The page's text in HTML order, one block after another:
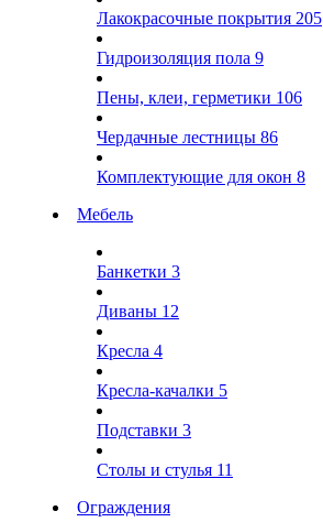
Лакокрасочные покрытия 205
Гидроизоляция пола 9
Пены, клеи, герметики 106
Чердачные лестницы 86
Комплектующие для окон 8
Мебель
Банкетки 3
Диваны 12
Кресла 4
Кресла-качалки 5
Подставки 3
Столы и стулья 11
Ограждения